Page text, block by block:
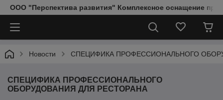
ООО "Перспектива развития" Комплексное оснащение
Новости СПЕЦИФИКА ПРОФЕССИОНАЛЬНОГО
СПЕЦИФИКА ПРОФЕССИОНАЛЬНОГО
ОБОРУДОВАНИЯ ДЛЯ РЕСТОРАНА